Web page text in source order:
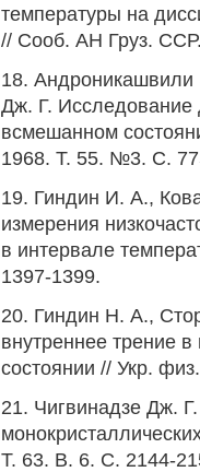
температуры на
// Сооб. АН Груз.
18.
Дж. Г. Исследование
всмешанном
1968. Т. 55. №3. С.
19. Гиндин И. А.,
измерения
в интервале
1397-1399.
20. Гиндин Н. А.,
внутреннее трение
состоянии // Укр.
21. Чигвинадзе Дж.
Т. 63. В. 6. С. 2144-